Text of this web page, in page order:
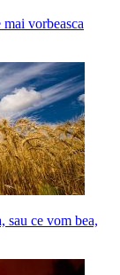
vorbeasca
sau ce vom bea,